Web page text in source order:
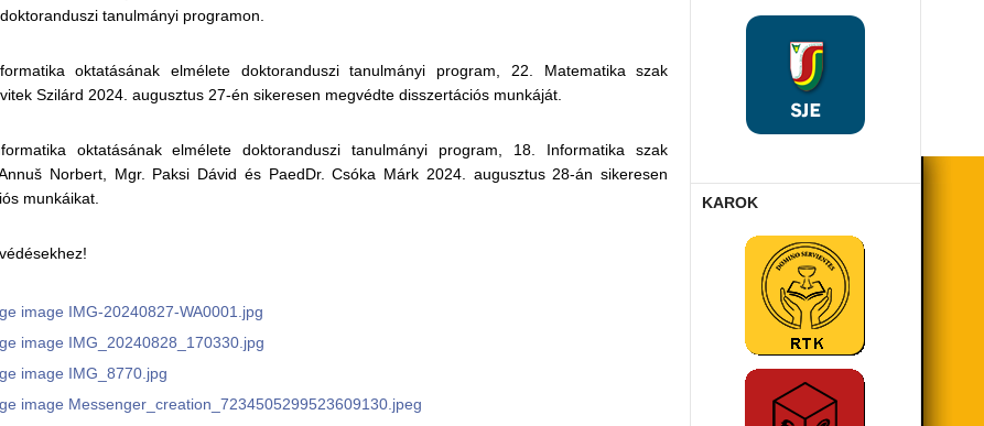
tanulmányi programon.
oktatásának elmélete doktoranduszi tanulmányi program, 22. Matematika szak
Szilárd 2024. augusztus 27-én sikeresen megvédte disszertációs munkáját.
oktatásának elmélete doktoranduszi tanulmányi program, 18. Informatika szak
Norbert, Mgr. Paksi Dávid és PaedDr. Csóka Márk 2024. augusztus 28-án sikeresen
munkáikat.
KAROK